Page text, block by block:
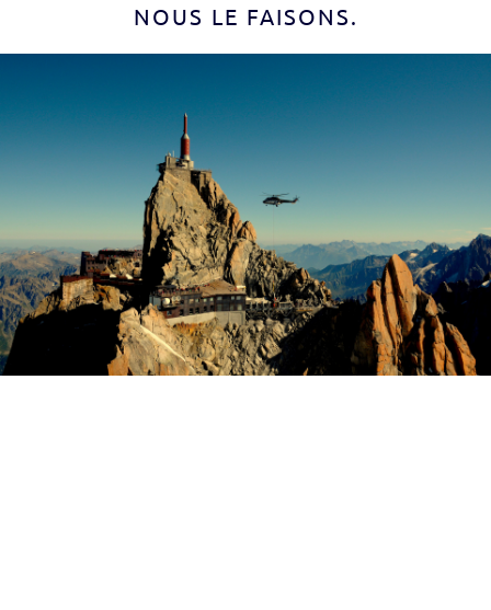
NOUS LE FAISONS.
Montage des barres de guidages du
téléphérique de l’Aiguille du Midi
« NORTH FACE ».
VOIR NOS RÉALISATIONS